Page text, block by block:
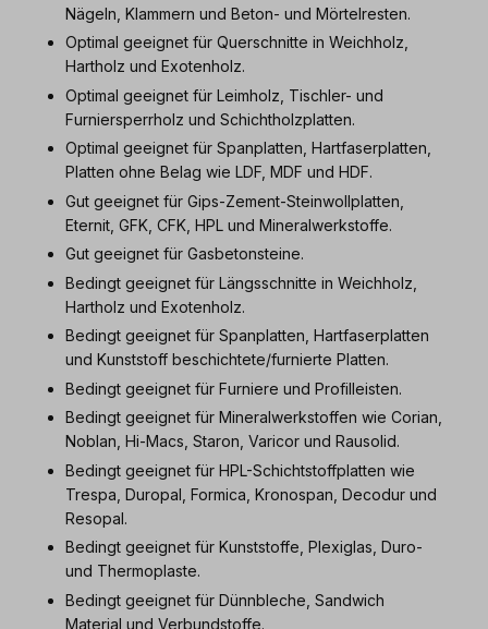
Nägeln, Klammern und Beton- und Mörtelresten.
Optimal geeignet für Querschnitte in Weichholz,
Hartholz und Exotenholz.
Optimal geeignet für Leimholz, Tischler- und
Furniersperrholz und Schichtholzplatten.
Optimal geeignet für Spanplatten, Hartfaserplatten,
Platten ohne Belag wie LDF, MDF und HDF.
Gut geeignet für Gips-Zement-Steinwollplatten,
Eternit, GFK, CFK, HPL und Mineralwerkstoffe.
Gut geeignet für Gasbetonsteine.
Bedingt geeignet für Längsschnitte in Weichholz,
Hartholz und Exotenholz.
Bedingt geeignet für Spanplatten, Hartfaserplatten
und Kunststoff beschichtete/furnierte Platten.
Bedingt geeignet für Furniere und Profilleisten.
Bedingt geeignet für Mineralwerkstoffen wie Corian,
Noblan, Hi-Macs, Staron, Varicor und Rausolid.
Bedingt geeignet für HPL-Schichtstoffplatten wie
Trespa, Duropal, Formica, Kronospan, Decodur und
Resopal.
Bedingt geeignet für Kunststoffe, Plexiglas, Duro-
und Thermoplaste.
Bedingt geeignet für Dünnbleche, Sandwich
Material und Verbundstoffe.